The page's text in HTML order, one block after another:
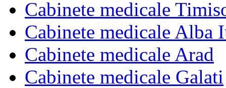
Cabinete medicale
Cabinete medicale Alba
Cabinete medicale Arad
Cabinete medicale Galati